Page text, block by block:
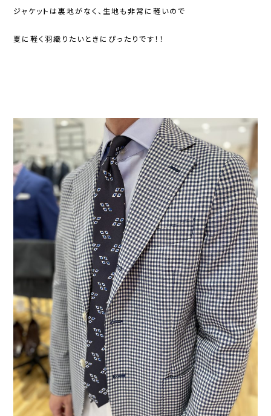
ジャケットは裏地がなく、生地も非常に軽いので
夏に軽く羽織りたいときにぴったりです！！